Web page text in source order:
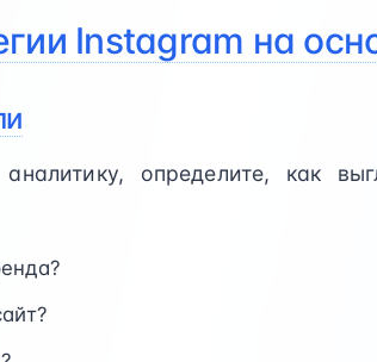
Instagram на
определите, как